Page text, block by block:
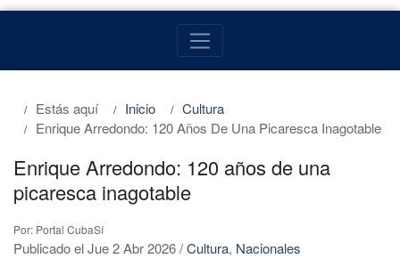
Estás aquí Inicio
Cultura
Enrique Arredondo: 120 Años De Una Picaresca Inagotable
Enrique Arredondo: 120 años de una
picaresca inagotable
Por: Portal CubaSí
Publicado el Jue 2 Abr 2026/Cultura, Nacionales